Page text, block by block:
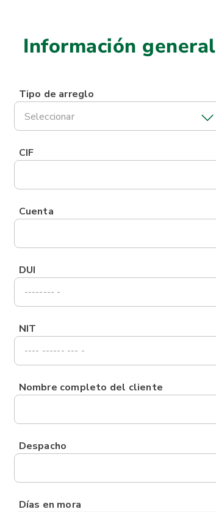
Información general
Tipo de arreglo
Seleccionar
CIF
Cuenta
DUI
NIT
Nombre completo del cliente
Despacho
Días en mora